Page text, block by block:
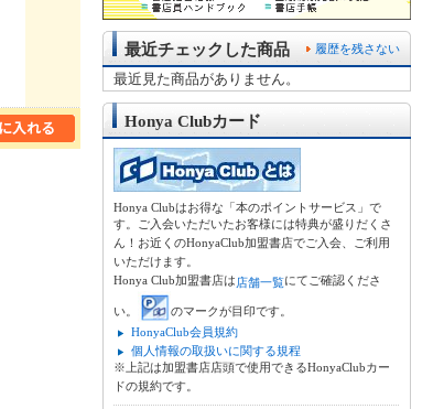
履歴を残さない
最近チェックした商品
最近見た商品がありません。
Honya Clubカード
Honya Clubはお得な「本のポイントサービス」で
す。ご入会いただいたお客様には特典が盛りだくさ
ん！お近くのHonyaClub加盟書店でご入会、ご利用
いただけます。
Honya Club加盟書店は店舗一覧にてご確認くださ
い。
のマークが目印です。
HonyaClub会員規約
個人情報の取扱いに関する規程
※上記は加盟書店店頭で使用できるHonyaClubカー
ドの規約です。